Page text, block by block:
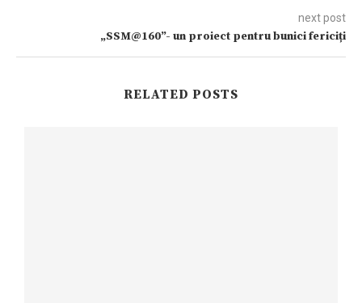
next post
„SSM@160”- un proiect pentru bunici fericiți
RELATED POSTS